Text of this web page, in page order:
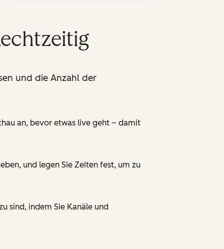
und die Anzahl der
an, bevor etwas live geht – damit
und legen Sie Zeiten fest, um zu
sind, indem Sie Kanäle und